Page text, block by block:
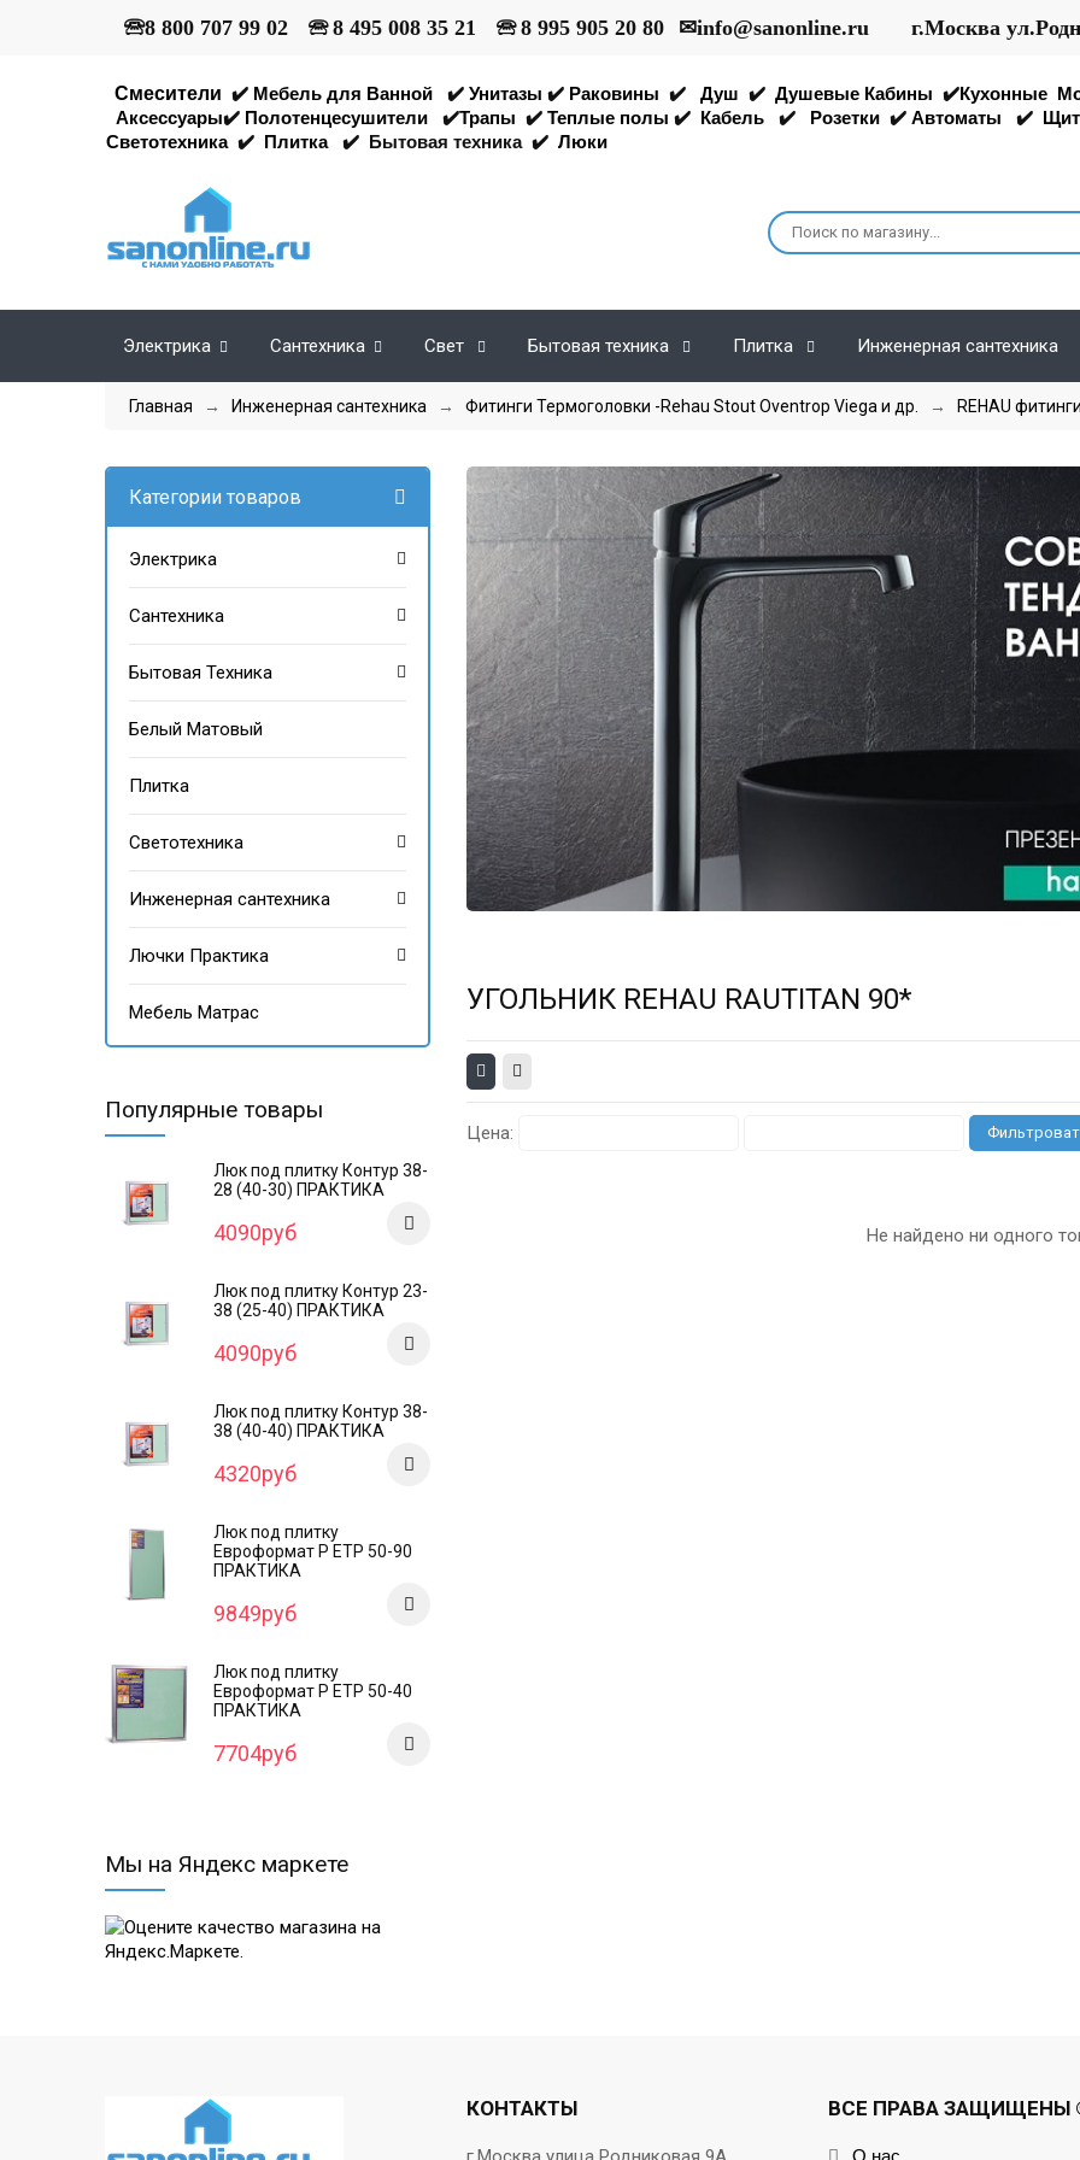
🕾8 800 707 99 02 🕾 8 495 008 35 21 🕾 8 995 905 20 80 ✉info@sanonline.ru г.Москва
Смесители ✔️ Мебель для Ванной ✔️ Унитазы ✔️ Раковины ✔️ Душ ✔️ Душевые Кабины ✔️Кухонные
Аксессуары✔️ Полотенцесушители ✔️Трапы ✔️ Теплые полы ✔️ Кабель ✔️ Розетки ✔️ Автоматы ✔️
Светотехника ✔️ Плитка ✔️ Бытовая техника ✔️ Люки
Электрика Сантехника Свет Бытовая техника Плитка Инженерная сантехника
Главная → Инженерная сантехника → Фитинги Термоголовки -Rehau Stout Oventrop Viega и др. → REHAU фитинги
УГОЛЬНИК REHAU RAUTITAN 90*
Цена:
Не найдено ни одного
Категории товаров
Электрика
Сантехника
Бытовая Техника
Белый Матовый
Плитка
Светотехника
Инженерная сантехника
Лючки Практика
Мебель Матрас
Популярные товары
Люк под плитку Контур 38-
28 (40-30) ПРАКТИКА
4090руб
Люк под плитку Контур 23-
38 (25-40) ПРАКТИКА
4090руб
Люк под плитку Контур 38-
38 (40-40) ПРАКТИКА
4320руб
Люк под плитку
Евроформат Р ЕТР 50-90
ПРАКТИКА
9849руб
Люк под плитку
Евроформат Р ЕТР 50-40
ПРАКТИКА
7704руб
Мы на Яндекс маркете
КОНТАКТЫ ВСЕ ПРАВА ЗАЩИЩЕНЫ
О нас